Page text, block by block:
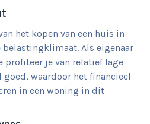
het kopen van een huis in
Als eigenaar
profiteer je van relatief lage
waardoor het financieel
in een woning in dit